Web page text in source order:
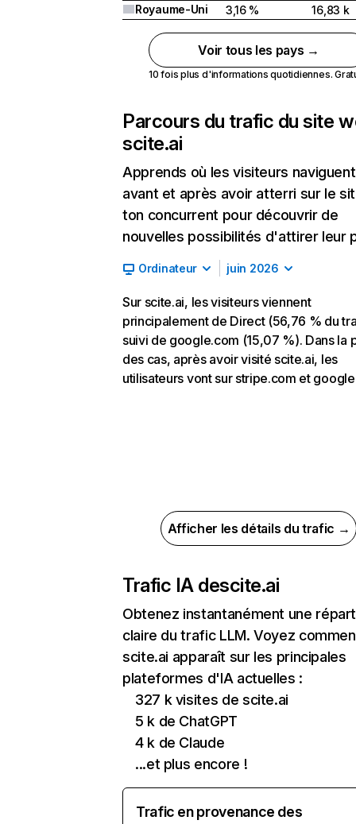
Royaume-Uni
3,16 % 16,83 k
Voir tous les pays →
10 fois plus d'informations quotidiennes.
Parcours du trafic du site
scite.ai
Apprends où les visiteurs naviguent
avant et après avoir atterri sur le
ton concurrent pour découvrir de
nouvelles possibilités d'attirer leur
Ordinateur juin 2026
Sur scite.ai, les visiteurs viennent
principalement de Direct (56,76 % du
suivi de google.com (15,07 %). Dans la
des cas, après avoir visité scite.ai, les
utilisateurs vont sur stripe.com et
Afficher les détails du trafic →
Trafic IA descite.ai
Obtenez instantanément une
claire du trafic LLM. Voyez
scite.ai apparaît sur les principales
plateformes d'IA actuelles :
327 k visites de scite.ai
5 k de ChatGPT
4 k de Claude
...et plus encore !
Trafic en provenance des